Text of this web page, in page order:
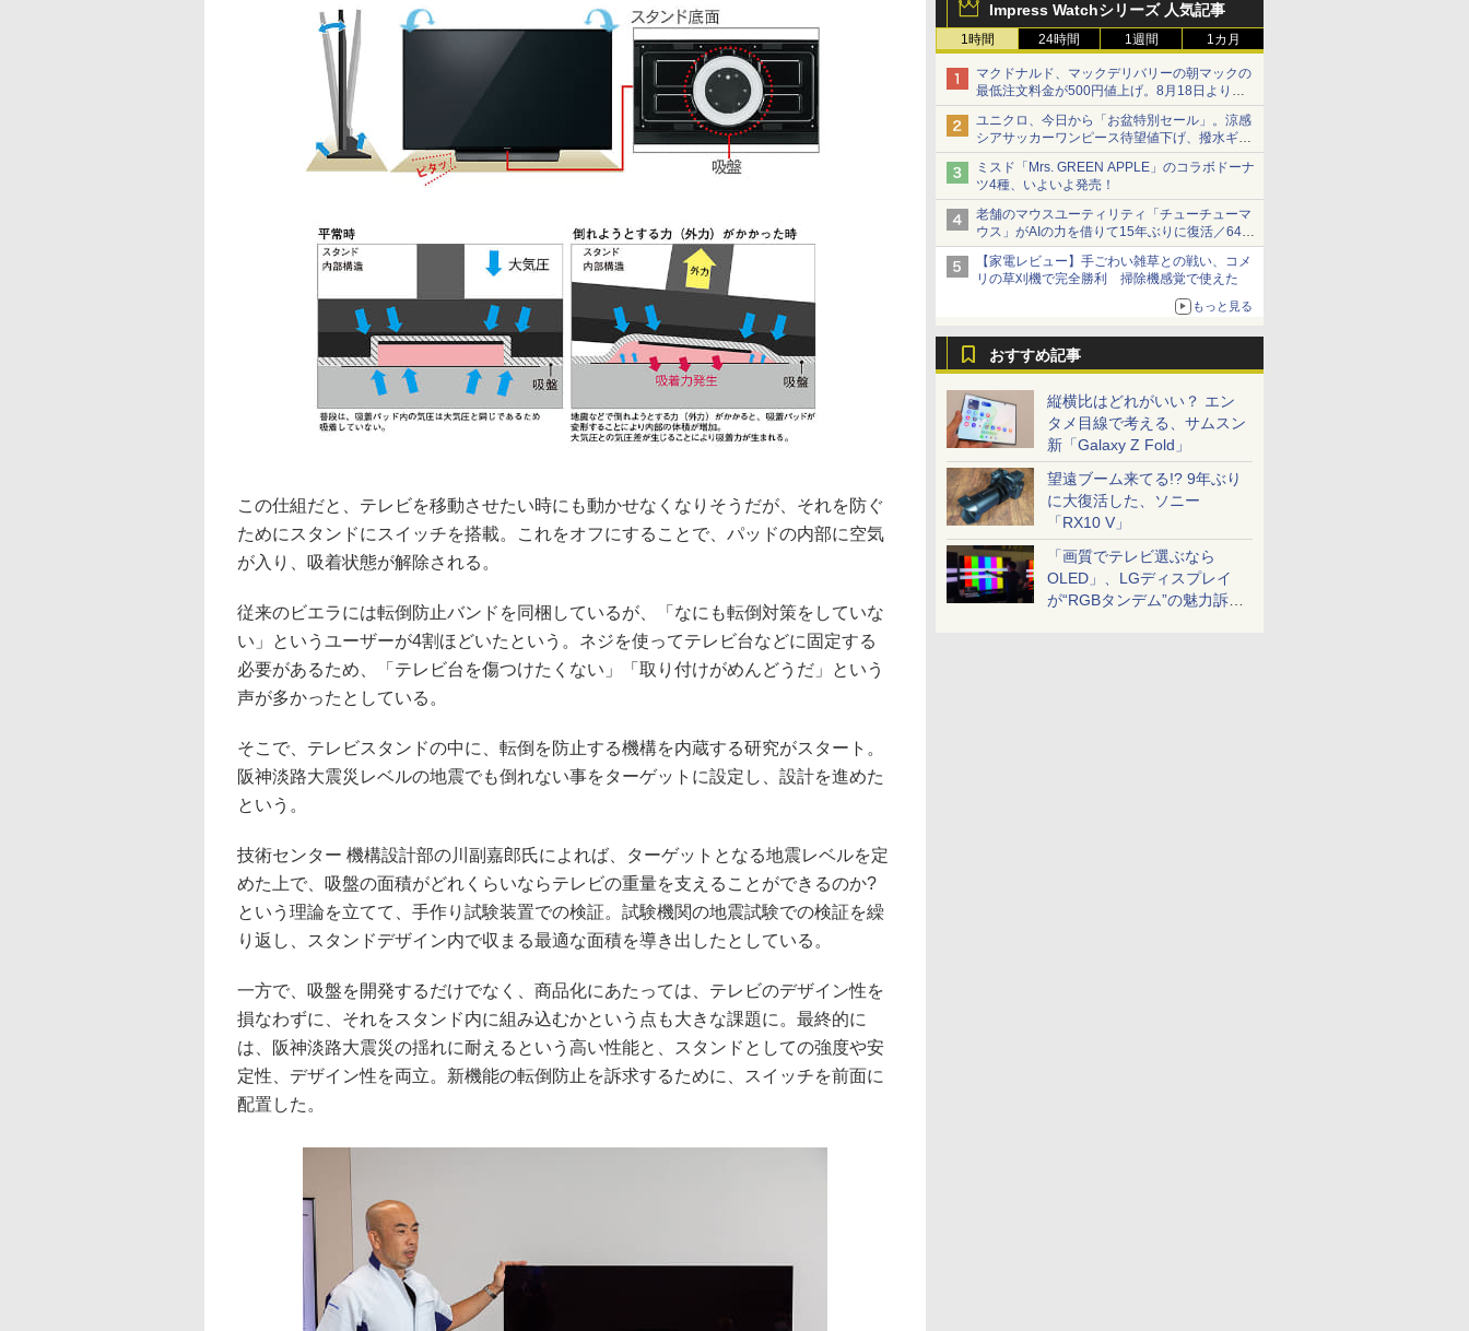
Impress Watchシリーズ 人気記事
1時間 24時間 1週間 1カ月
マクドナルド、マックデリバリーの朝マックの
最低注文料金が500円値上げ。8月18日より
1,500円から受付
ユニクロ、今日から「お盆特別セール」。涼感
シアサッカーワンピース待望値下げ、撥水ギア
ショーツは1990円に
ミスド「Mrs. GREEN APPLE」のコラボドーナ
ツ4種、いよいよ発売！
老舗のマウスユーティリティ「チューチューマ
ウス」がAIの力を借りて15年ぶりに復活／64bit
化、Windows 10/11、「Chrome」も走り回
る。復活記念で2026年末まで500円
【家電レビュー】手ごわい雑草との戦い、コメ
リの草刈機で完全勝利 掃除機感覚で使えた
もっと見る
おすすめ記事
縦横比はどれがいい？ エン
タメ目線で考える、サムスン
新「Galaxy Z Fold」
望遠ブーム来てる!? 9年ぶり
に大復活した、ソニー
「RX10 V」
「画質でテレビ選ぶなら
OLED」、LGディスプレイ
が“RGBタンデム”の魅力訴
この仕組だと、テレビを移動させたい時にも動かせなくなりそうだが、それを防ぐ
ためにスタンドにスイッチを搭載。これをオフにすることで、パッドの内部に空気
が入り、吸着状態が解除される。
従来のビエラには転倒防止バンドを同梱しているが、「なにも転倒対策をしていな
い」というユーザーが4割ほどいたという。ネジを使ってテレビ台などに固定する
必要があるため、「テレビ台を傷つけたくない」「取り付けがめんどうだ」という
声が多かったとしている。
そこで、テレビスタンドの中に、転倒を防止する機構を内蔵する研究がスタート。
阪神淡路大震災レベルの地震でも倒れない事をターゲットに設定し、設計を進めた
という。
技術センター 機構設計部の川副嘉郎氏によれば、ターゲットとなる地震レベルを定
めた上で、吸盤の面積がどれくらいならテレビの重量を支えることができるのか?
という理論を立てて、手作り試験装置での検証。試験機関の地震試験での検証を繰
り返し、スタンドデザイン内で収まる最適な面積を導き出したとしている。
一方で、吸盤を開発するだけでなく、商品化にあたっては、テレビのデザイン性を
損なわずに、それをスタンド内に組み込むかという点も大きな課題に。最終的に
は、阪神淡路大震災の揺れに耐えるという高い性能と、スタンドとしての強度や安
定性、デザイン性を両立。新機能の転倒防止を訴求するために、スイッチを前面に
配置した。